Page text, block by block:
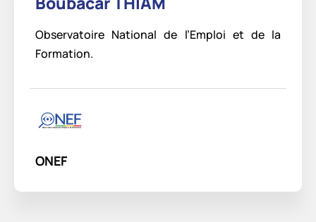
Observatoire National de l’Emploi et de la
Formation.
ONEF